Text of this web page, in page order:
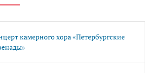
камерного хора «Петербургские